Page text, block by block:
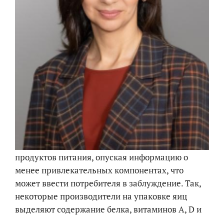
продуктов питания, опуская информацию о
менее привлекательных компонентах, что
может ввести потребителя в заблуждение. Так,
некоторые производители на упаковке яиц
выделяют содержание белка, витаминов A, D и